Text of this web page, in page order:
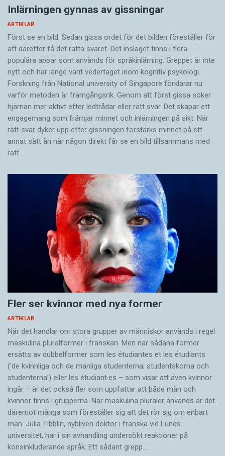
Inlärningen gynnas av gissningar
ARTIKLAR
Först se en bild. Sedan gissa ordet för det bilden föreställer för
att därefter få det rätta svaret. Det inslaget finns i flera
populära appar som används för språkinlärning. Greppet är inte
nytt och har länge varit vedertaget inom kognitiv psykologi.
Forskning från National university of Singa­pore förklarar nu
varför metoden är framgångsrik. Genom att först gissa ­söker
hjärnan mer aktivt ­efter ledtrådar eller rätt svar. Det skapar ett
engagemang som främjar minnet och inlärningen på sikt. När
rätt svar dyker upp efter gissningen förstärks minnet på ett
annat sätt än när någon direkt får se en bild tillsammans med
rätt…
Fler ser kvinnor med nya former
ARTIKLAR
När det handlar om stora grupper av människor används i regel
maskulina pluralformer i franskan. Men när sådana ­former
ersätts av dubbel­former som les étudiantes et les étudiants
(’de kvinnliga och de manliga studenterna; studentskorna och
studenterna’) eller les étudiant·es – som visar att även kvinnor
ingår – är det också fler som uppfattar att både män och
kvinnor finns i grupperna. När maskulina pluraler används är det
där­emot många som föreställer sig att det rör sig om enbart
män. Julia Tibblin, nybliven doktor i franska vid Lunds
universitet, har i sin avhandling undersökt reaktioner på
könsinkluderande språk. Ett sådant grepp…